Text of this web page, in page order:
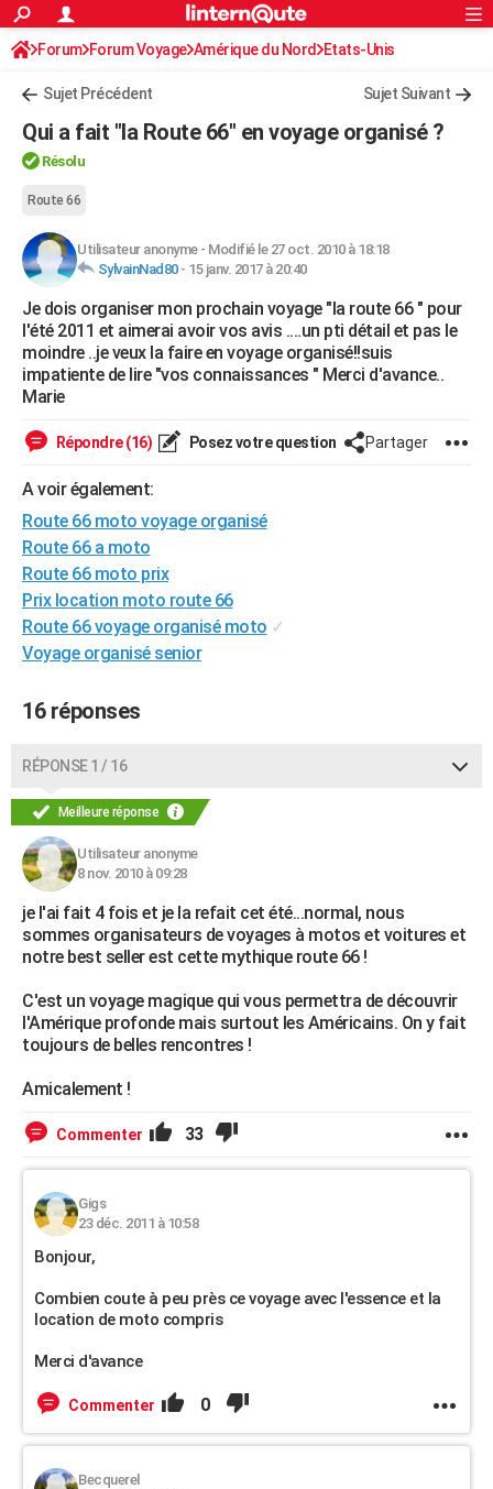
ACTUALITÉS
Politique
Société
Faits Divers
Education
Monde
Villes
+
Programme TV
TNTStreaming
Cinéma
Sorties cinéma
Musique
+FINANCE
Retraite
Impôts
Epargne
Immobilier
Risques naturels par ville
Banque
Assurance
Crédit
AUTO
Essais
Réserver un essai
Citadines
Berlines
SUV
Forum auto
+
HIGH-TECH
Mobiles
Meilleur smartphone
Internet
Ordinateurs
Jeux vidéo
Guide high-tech
Forum
Aménagement intérieur
Extérieur
Cuisine
Salle de bains
Jardinage
Rangement
WEEK-END
Guides de France
Escapades
Patrimoine
Expositions
Musées
Week-end nature
+LIFESTYLE
SANTE
Destinations
City break
Voyage nature
Voyage de noces
Forum
Climat
+PHOTO
GUIDES D'ACHAT
BONS PLANS
CARTE DE VOEUX
S'inscrire
Se connecter
Lycées
Collèges
Primaires
Universités
Entreprises
Service militaire
Avis de recherche
FORUM
Bricolage
Lifestyle
Culture
Sport
Auto
Television
Voyage
Cinema
Rechercher
S'inscrire
Connexion
Forum Forum Voyage Amérique du Nord Etats-Unis
Sujet Précédent Sujet Suivant
Qui a fait "la Route 66" en voyage organisé ?
Résolu
Route 66
Utilisateur anonyme- Modifié le 27 oct. 2010 à 18:18
SylvainNad80- 15 janv. 2017 à 20:40
Je dois organiser mon prochain voyage "la route 66 " pour
l'été 2011 et aimerai avoir vos avis ....un pti détail et pas le
moindre ..je veux la faire en voyage organisé!!suis
impatiente de lire "vos connaissances " Merci d'avance..
Marie
Répondre (16) Posez votre question Partager
A voir également:
Route 66 moto voyage organisé
Route 66 a moto
Route 66 moto prix
Prix location moto route 66
Route 66 voyage organisé moto ✓
Voyage organisé senior
16 réponses
RÉPONSE 1 / 16
Meilleure réponse
Utilisateur anonyme
8 nov. 2010 à 09:28
je l'ai fait 4 fois et je la refait cet été...normal, nous
sommes organisateurs de voyages à motos et voitures et
notre best seller est cette mythique route 66 !
C'est un voyage magique qui vous permettra de découvrir
l'Amérique profonde mais surtout les Américains. On y fait
toujours de belles rencontres !
Amicalement !
Commenter 33
Gigs
23 déc. 2011 à 10:58
Bonjour,
Combien coute à peu près ce voyage avec l'essence et la
location de moto compris
Merci d'avance
Commenter 0
Becquerel